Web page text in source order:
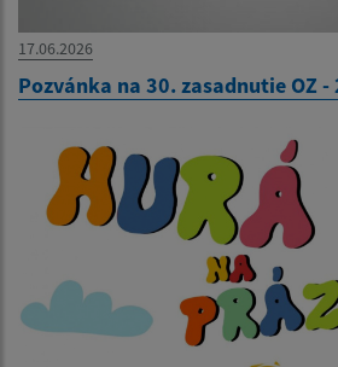
17.06.2026
Pozvánka na 30. zasadnutie OZ -